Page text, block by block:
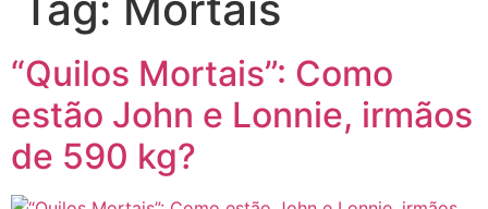
“Quilos Mortais”: Como
estão John e Lonnie, irmãos
de 590 kg?